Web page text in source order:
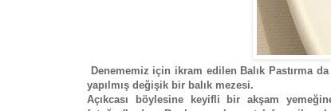
Denememiz için ikram edilen Balık Pastırma
yapılmış değişik bir balık mezesi.
Açıkcası böylesine keyifli bir akşam